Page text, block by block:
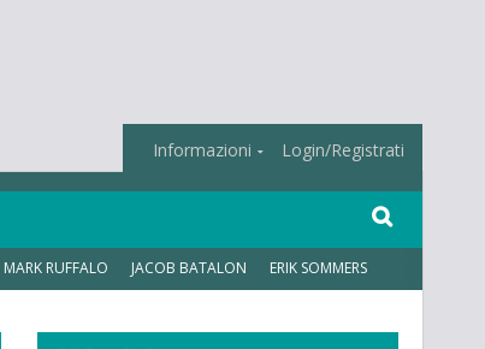
Informazioni Login/Registrati
MARK RUFFALO JACOB BATALON ERIK SOMMERS